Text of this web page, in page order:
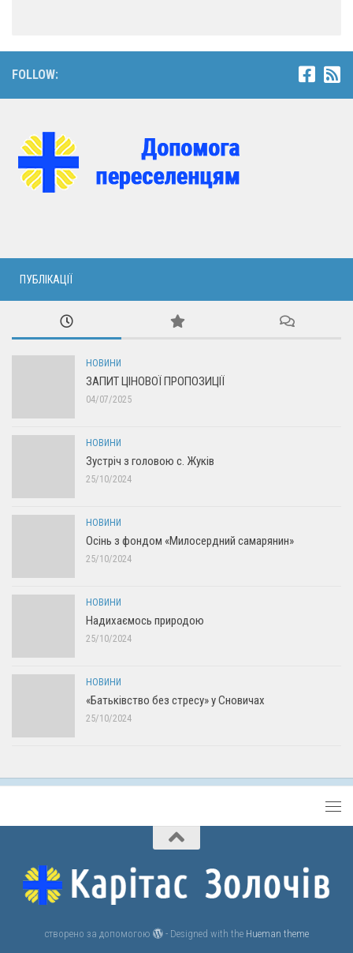
FOLLOW:
ПУБЛІКАЦІЇ
НОВИНИ
ЗАПИТ ЦІНОВОЇ ПРОПОЗИЦІЇ
04/07/2025
НОВИНИ
Зустріч з головою с. Жуків
25/10/2024
НОВИНИ
Осінь з фондом «Милосердний самарянин»
25/10/2024
НОВИНИ
Надихаємось природою
25/10/2024
НОВИНИ
«Батьківство без стресу» у Сновичах
25/10/2024
створено за допомогою - Designed with the Hueman theme